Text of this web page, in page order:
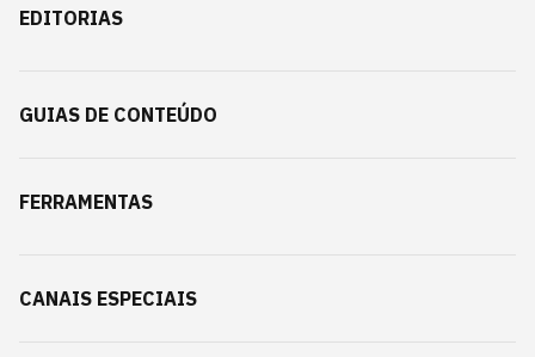
EDITORIAS
GUIAS DE CONTEÚDO
FERRAMENTAS
CANAIS ESPECIAIS